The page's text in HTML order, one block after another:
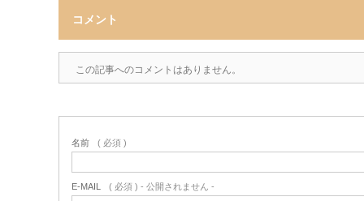
コメント
この記事へのコメントはありません。
名前 ( 必須 )
E-MAIL ( 必須 ) - 公開されません -